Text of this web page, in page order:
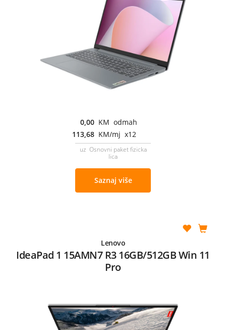
0,00 KM odmah
113,68 KM/mj x12
uz Osnovni paket fizicka
lica
Saznaj više
Lenovo
IdeaPad 1 15AMN7 R3 16GB/512GB Win 11
Pro